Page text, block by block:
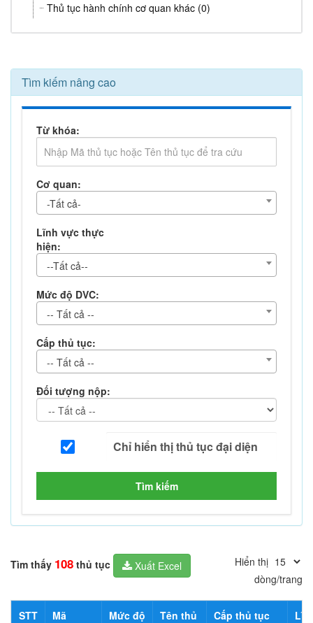
Thủ tục hành chính cơ quan khác (0)
Tìm kiếm nâng cao
Từ khóa:
Cơ quan:
-Tất cả-
Lĩnh vực thực
hiện:
--Tất cả--
Mức độ DVC:
-- Tất cả --
Cấp thủ tục:
-- Tất cả --
Đối tượng nộp:
Tìm kiếm
Tìm thấy 108 thủ tục Xuất Excel
Hiển thị
dòng/trang
STT
Mã
Mức độ
Tên thủ
Cấp thủ tục